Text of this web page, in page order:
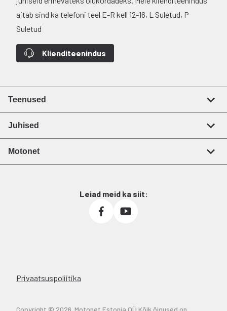
aitab sind ka telefoni teel E-R kell 12-16, L Suletud, P
Suletud
Klienditeenindus
Teenused
Juhised
Motonet
Leiad meid ka siit:
Privaatsuspoliitika
Copyright © 2026. Motonet Estonia OÜ Kõik õigused on